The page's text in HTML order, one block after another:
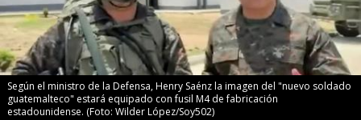
Según el ministro de la Defensa, Henry Saénz la imagen del "nuevo soldado
guatemalteco" estará equipado con fusil M4 de fabricación
estadounidense. (Foto: Wilder López/Soy502)